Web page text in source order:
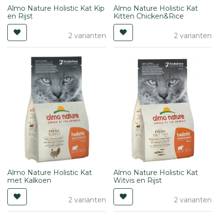
Almo Nature Holistic Kat Kip
en Rijst
2 varianten
Almo Nature Holistic Kat
Kitten Chicken&Rice
2 varianten
Almo Nature Holistic Kat
met Kalkoen
2 varianten
Almo Nature Holistic Kat
Witvis en Rijst
2 varianten